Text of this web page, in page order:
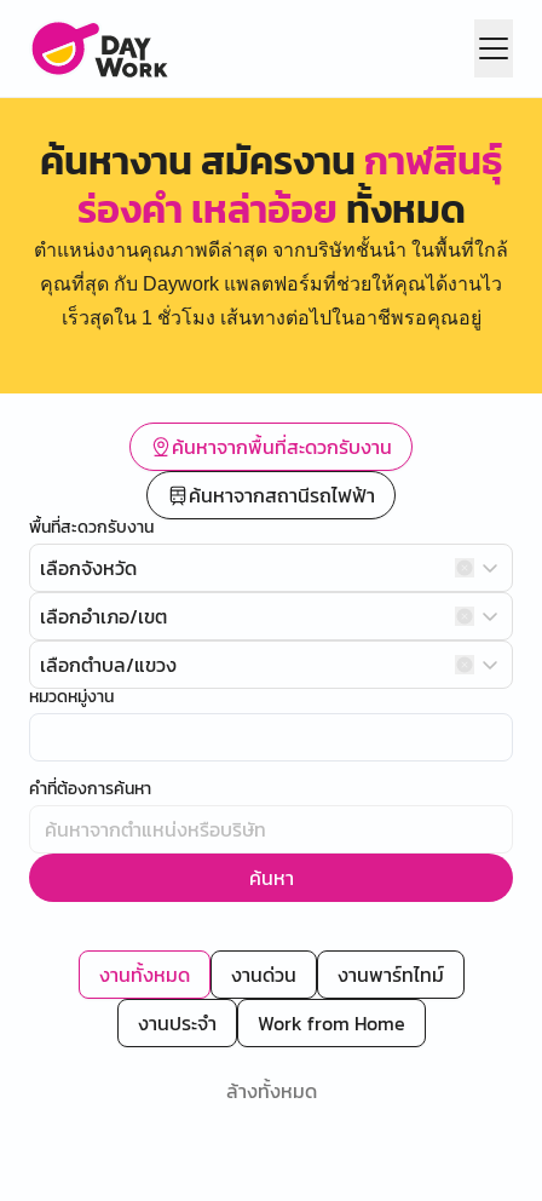
ค้นหางาน สมัครงานกาฬสินธุ์
ร่องคำ เหล่าอ้อยทั้งหมด
ตำแหน่งงานคุณภาพดีล่าสุด จากบริษัทชั้นนำ ในพื้นที่ใกล้
คุณที่สุด กับ Daywork แพลตฟอร์มที่ช่วยให้คุณได้งานไว
เร็วสุดใน 1 ชั่วโมง เส้นทางต่อไปในอาชีพรอคุณอยู่
ค้นหาจากพื้นที่สะดวกรับงาน
ค้นหาจากสถานีรถไฟฟ้า
พื้นที่สะดวกรับงาน
เลือกจังหวัด
เลือกอำเภอ/เขต
เลือกตำบล/แขวง
หมวดหมู่งาน
คำที่ต้องการค้นหา
ค้นหา
งานทั้งหมด งานด่วน
งานพาร์ทไทม์
งานประจำ
Work from Home
ล้างทั้งหมด